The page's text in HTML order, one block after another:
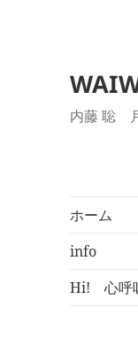
内藤 聡
ホーム
info
Hi! 心呼